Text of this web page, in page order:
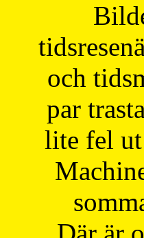
och
par
lite fel